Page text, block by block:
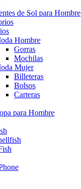
de Sol para Hombre
Hombre
Gorras
Mochilas
Mujer
Billeteras
Bolsos
Carteras
para Hombre